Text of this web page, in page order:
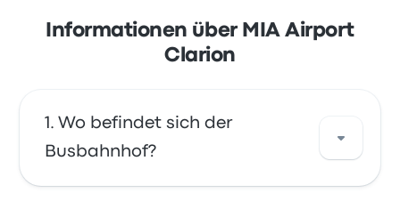
Informationen über MIA Airport
Clarion
Wo befindet sich der
Busbahnhof?